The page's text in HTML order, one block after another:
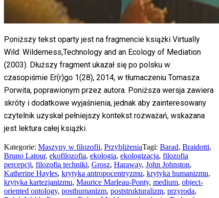
Poniższy tekst oparty jest na fragmencie książki Virtually
Wild: Wilderness,Technology and an Ecology of Mediation
(2003). Dłuższy fragment ukazał się po polsku w
czasopiśmie Er(r)go 1(28), 2014, w tłumaczeniu Tomasza
Porwita, poprawionym przez autora. Poniższa wersja zawiera
skróty i dodatkowe wyjaśnienia, jednak aby zainteresowany
czytelnik uzyskał pełniejszy kontekst rozważań, wskazana
jest lektura całej książki.
Kategorie: Maszyny w filozofii, PrzybliżeniaTagi: Barad, Braidotti,
Bruno Latour, ekofilozofia, ekologia, ekologizacja, filozofia
percepcji, filozofia techniki, Grosz, Haraway, John Johnston,
Katherine Hayles, krytyka antropocentryzmu, krytyka humanizmu,
krytyka kartezjanizmu, Maurice Marleau-Ponty, medium, object-
oriented ontology, posthumanizm, poststrukturalizm, przyroda,